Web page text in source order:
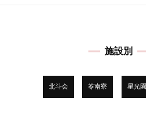
施設別
北斗会 苓南寮 星光園